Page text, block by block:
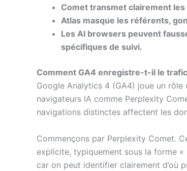
Comet transmet clairement
Atlas masque les référents,
Les AI browsers peuvent
spécifiques de suivi.
Comment GA4 enregistre-t-il le
Google Analytics 4 (GA4) joue un
navigateurs IA comme Perplexity
navigations distinctes affectent les
Commençons par Perplexity Comet.
explicite, typiquement sous la forme «
car on peut identifier clairement d’où